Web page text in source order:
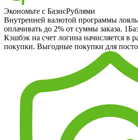
Экономьте с БазисРублями
Внутренней валютой программы
оплачивать до 2% от суммы заказа.
Кэшбэк на счет логина начисляется в
покупки. Выгодные покупки для